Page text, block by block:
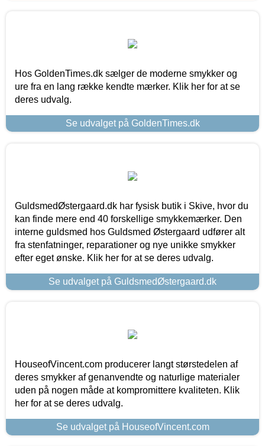
Hos GoldenTimes.dk sælger de moderne smykker og
ure fra en lang række kendte mærker. Klik her for at se
deres udvalg.
Se udvalget på GoldenTimes.dk
GuldsmedØstergaard.dk har fysisk butik i Skive, hvor du
kan finde mere end 40 forskellige smykkemærker. Den
interne guldsmed hos Guldsmed Østergaard udfører alt
fra stenfatninger, reparationer og nye unikke smykker
efter eget ønske. Klik her for at se deres udvalg.
Se udvalget på GuldsmedØstergaard.dk
HouseofVincent.com producerer langt størstedelen af
deres smykker af genanvendte og naturlige materialer
uden på nogen måde at kompromittere kvaliteten. Klik
her for at se deres udvalg.
Se udvalget på HouseofVincent.com